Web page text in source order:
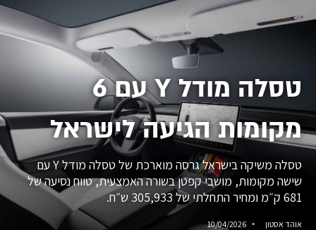
טסלה מודל Y עם 6
מקומות הגיעה לישראל
טסלה משיקה בישראל גרסה מוארכת של טסלה מודל Y עם
שישה מקומות, מושבי קפטן בשורה האמצעית, טווח נסיעה של
681 ק״מ ומחיר התחלתי של 305,933 ש״ח.
אוהד אסטון 10/04/2026